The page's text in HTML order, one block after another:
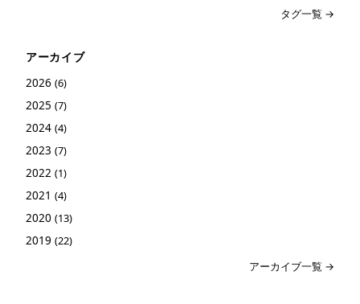
タグ一覧 →
アーカイブ
2026 (6)
2025 (7)
2024 (4)
2023 (7)
2022 (1)
2021 (4)
2020 (13)
2019 (22)
アーカイブ一覧 →